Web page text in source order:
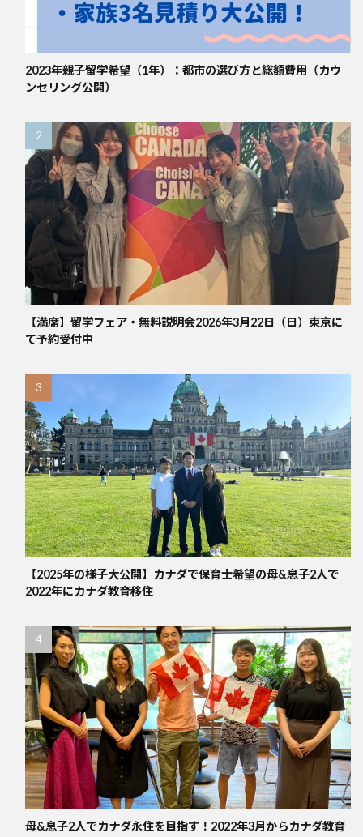
2023年親子留学希望（1年）：都市の選び方と総額費用（カウ
ンセリング公開）
【満席】留学フェア・無料説明会2026年3月22日（日）東京に
て予約受付中
【2025年の様子大公開】カナダで保育士希望の母&息子2人で
2022年にカナダ教育移住
母&息子2人でカナダ永住を目指す！2022年3月からカナダ教育